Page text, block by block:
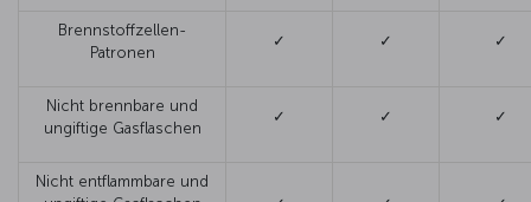
Brennstoffzellen-
Patronen
✓ ✓ ✓
Nicht brennbare und
ungiftige Gasflaschen
✓ ✓ ✓
Nicht entflammbare und